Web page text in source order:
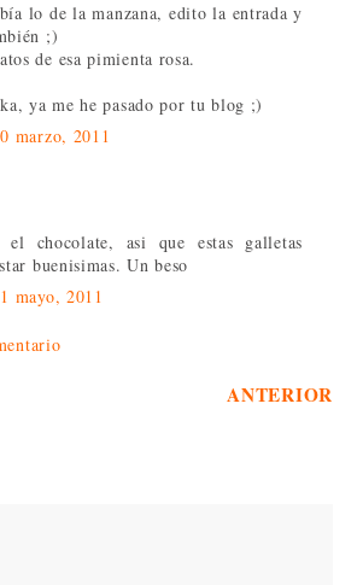
lo de la manzana, edito la entrada y
;)
de esa pimienta rosa.
ya me he pasado por tu blog ;)
marzo, 2011
el chocolate, asi que estas galletas
buenisimas. Un beso
mayo, 2011
ANTERIOR